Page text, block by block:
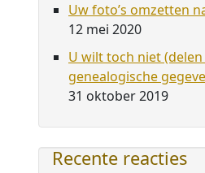
Uw foto’s omzetten
12 mei 2020
U wilt toch niet
genealogische
31 oktober 2019
Recente reacties